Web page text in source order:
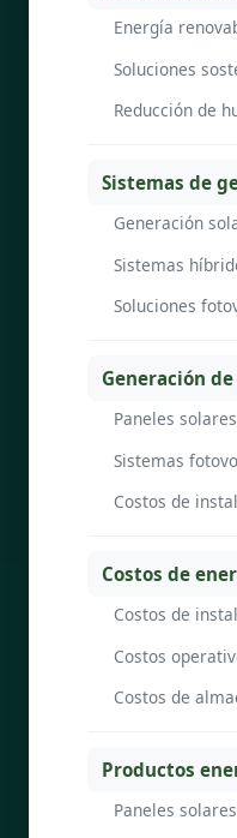
Energía
Soluciones
Reducción de
Sistemas de
Generación
Sistemas
Soluciones
Generación
Paneles solares
Sistemas
Costos de
Costos de
Costos de
Costos
Costos de
Productos
Paneles solares